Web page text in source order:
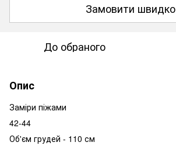
Замовити швидко
До обраного
Опис
Заміри піжами
42-44
Об'єм грудей - 110 см